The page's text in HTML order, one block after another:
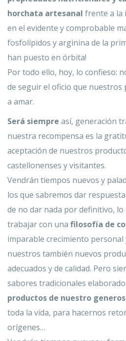
horchata artesanal frente a la
en el evidente y comprobable
fosfolípidos y arginina de la
han puesto en órbita!
Por todo ello, hoy, lo confieso:
de seguir el oficio que nuestros
a amar.
Será siempre así, generación
nuestra recompensa es la
aceptación de nuestros
castellonenses y visitantes.
Vendrán tiempos nuevos y
los que sabremos dar
de no dar nada por definitivo,
trabajar con una filosofía de
imparable crecimiento
nuestros también nuevos
adecuados y de calidad. Pero
sabores tradicionales
productos de nuestro
toda la vida, para hacernos
orígenes…